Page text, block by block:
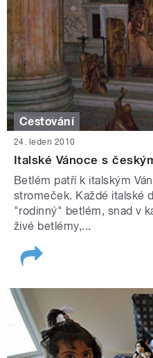
Cestování
24. leden 2010
Italské Vánoce s
Betlém patří k italským
stromeček. Každé italské
"rodinný" betlém, snad v
živé betlémy,...